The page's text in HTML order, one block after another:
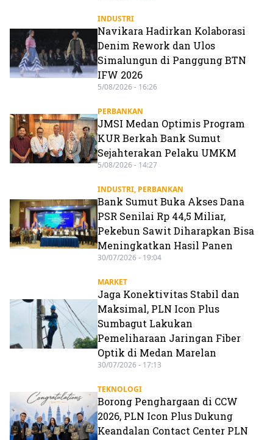
INDUSTRI
Navikara Hadirkan Kolaborasi
Denim Rework dan Ulos
Simalungun di Panggung BTN
IFW 2026
5/08/2026 - 16:26
PERBANKAN
JMSI Medan Optimis Program
KUR Berkah Bank Sumut
Sejahterakan Pelaku UMKM
5/08/2026 - 14:27
INDUSTRI, PERBANKAN
Bank Sumut Buka Akses Dana
PSR Senilai Rp 44,5 Miliar,
Pekebun Sawit Diharapkan Bisa
Meningkatkan Hasil Panen
30/07/2026 - 19:04
MARKET
Jaga Konektivitas Stabil dan
Maksimal, PLN Icon Plus
Sumbagut Lakukan
Pemeliharaan Jaringan Fiber
Optik di Medan Marelan
30/07/2026 - 17:13
TEKNOLOGI
Borong Penghargaan di CCW
2026, PLN Icon Plus Dukung
Keandalan Contact Center PLN